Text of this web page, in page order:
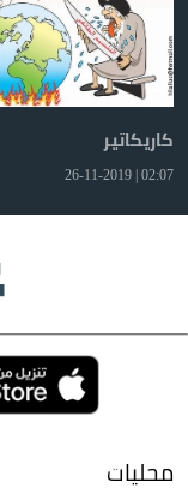
كاريكاتير
02:07 | 26-11-2019
محليات